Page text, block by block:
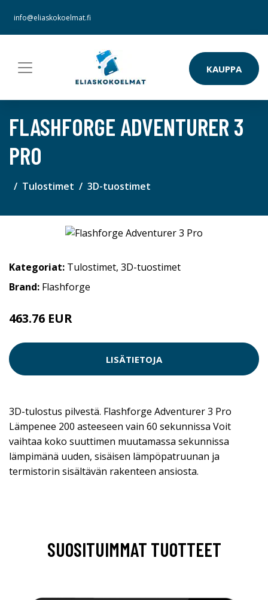
info@eliaskokoelmat.fi
KAUPPA
FLASHFORGE ADVENTURER 3
PRO
Tulostimet 3D-tuostimet
Kategoriat: Tulostimet, 3D-tuostimet
Brand: Flashforge
463.76 EUR
LISÄTIETOJA
3D-tulostus pilvestä. Flashforge Adventurer 3 Pro
Lämpenee 200 asteeseen vain 60 sekunnissa Voit
vaihtaa koko suuttimen muutamassa sekunnissa
lämpimänä uuden, sisäisen lämpöpatruunan ja
termistorin sisältävän rakenteen ansiosta.
SUOSITUIMMAT TUOTTEET